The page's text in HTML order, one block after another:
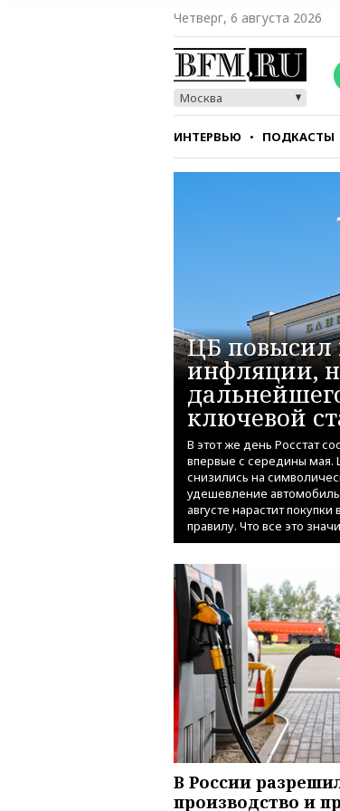
Четверг, 6 августа 2026
Москва
ИНТЕРВЬЮ ПОДКАСТЫ
ЦБ повысил
инфляции,
ключевой
В этот же день Росстат
впервые с середины мая.
снизились на
удешевление
августе нарастит
правилу. Что все это
В России
производство и